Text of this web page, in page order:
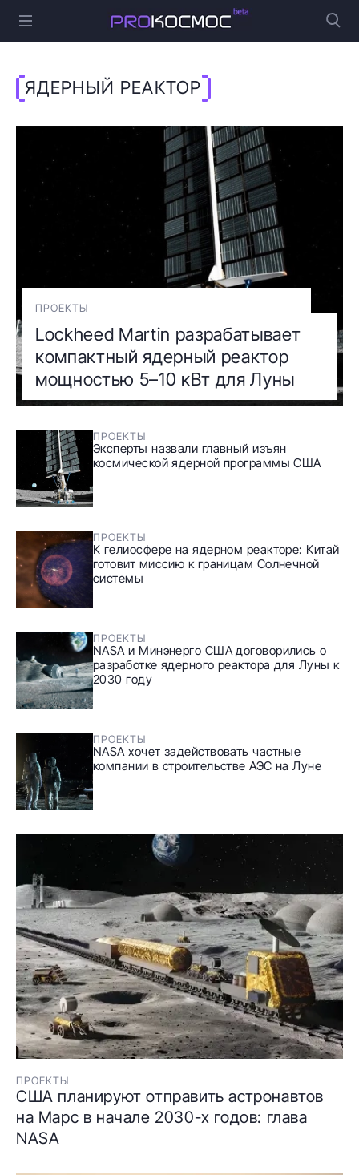
ЯДЕРНЫЙ РЕАКТОР
ПРОЕКТЫ
Lockheed Martin разрабатывает
компактный ядерный реактор
мощностью 5–10 кВт для Луны
ПРОЕКТЫ
Эксперты назвали главный изъян
космической ядерной программы США
ПРОЕКТЫ
К гелиосфере на ядерном реакторе: Китай
готовит миссию к границам Солнечной
системы
ПРОЕКТЫ
NASA и Минэнерго США договорились о
разработке ядерного реактора для Луны к
2030 году
ПРОЕКТЫ
NASA хочет задействовать частные
компании в строительстве АЭС на Луне
ПРОЕКТЫ
США планируют отправить астронавтов
на Марс в начале 2030-х годов: глава
NASA